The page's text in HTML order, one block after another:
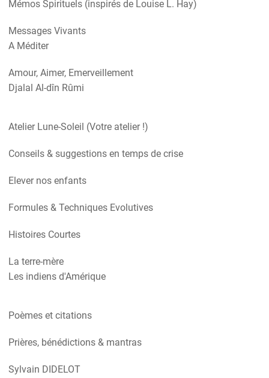
Mémos Spirituels (inspirés de Louise L. Hay)
Messages Vivants
A Méditer
Amour, Aimer, Emerveillement
Djalal Al-dîn Rûmi
Atelier Lune-Soleil (Votre atelier !)
Conseils & suggestions en temps de crise
Elever nos enfants
Formules & Techniques Evolutives
Histoires Courtes
La terre-mère
Les indiens d'Amérique
Poèmes et citations
Prières, bénédictions & mantras
Sylvain DIDELOT